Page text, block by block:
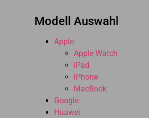
Modell Auswahl
Apple
Apple Watch
iPad
iPhone
MacBook
Google
Huawei